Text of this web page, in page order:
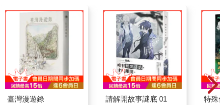
臺灣漫遊錄 請解開故事謎底 01 特